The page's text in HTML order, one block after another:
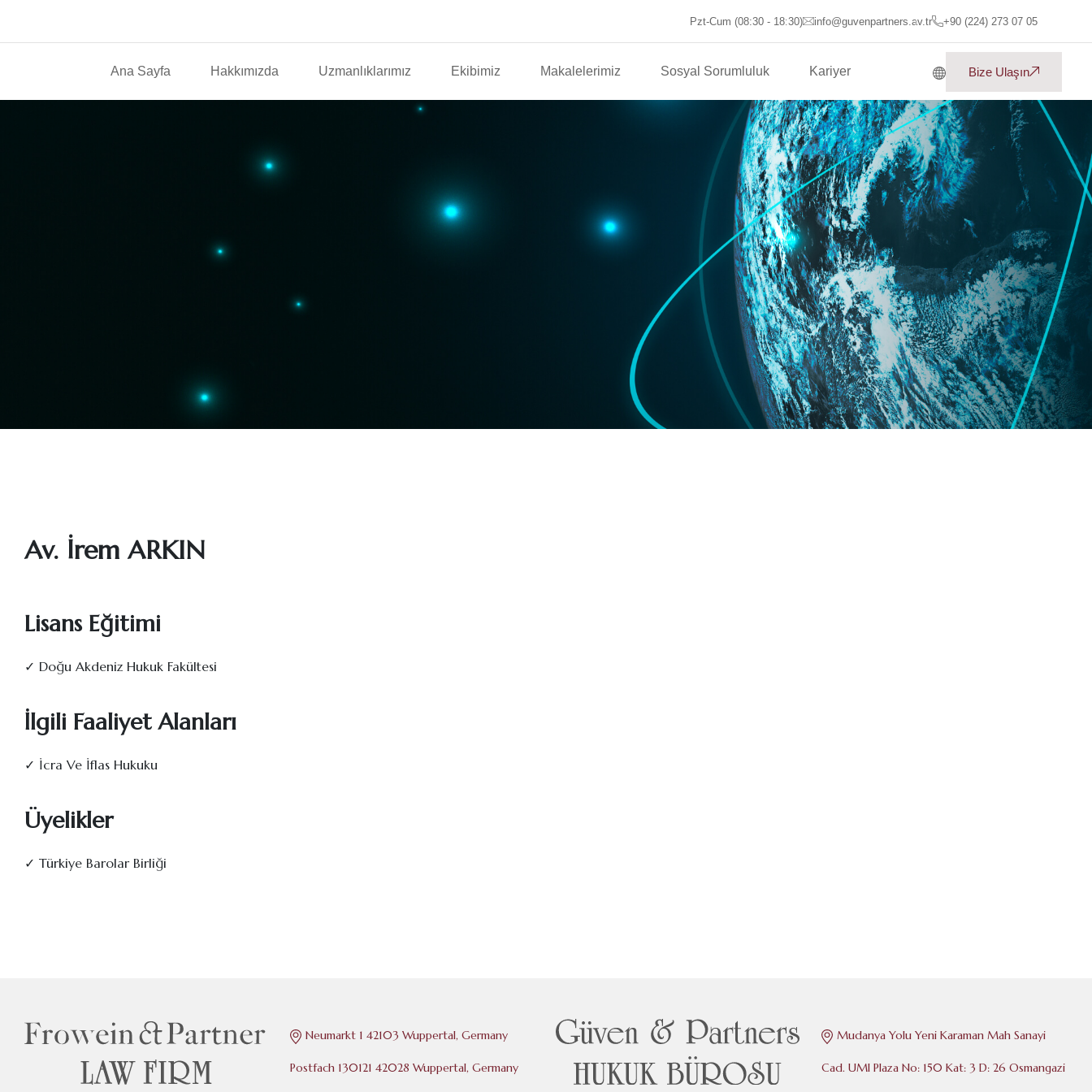
Pzt-Cum (08:30 - 18:30) info@guvenpartners.av.tr +90 (224) 273 07 05
Ana Sayfa Hakkımızda Uzmanlıklarımız Ekibimiz Makalelerimiz Sosyal Sorumluluk Kariyer Bize Ulaşın
Av. İrem ARKIN
Lisans Eğitimi
✓ Doğu Akdeniz Hukuk Fakültesi
İlgili Faaliyet Alanları
✓ İcra Ve İflas Hukuku
Üyelikler
✓ Türkiye Barolar Birliği
Neumarkt 1 42103 Wuppertal, Germany
Postfach 130121 42028 Wuppertal, Germany
Mudanya Yolu Yeni Karaman Mah Sanayi
Cad. UMI Plaza No: 150 Kat: 3 D: 26 Osmangazi